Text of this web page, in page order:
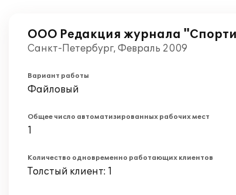
ООО Редакция журнала
Санкт-Петербург, Февраль 2009
Вариант работы
Файловый
Общее число автоматизированных рабочих мест
1
Количество одновременно работающих клиентов
Толстый клиент: 1